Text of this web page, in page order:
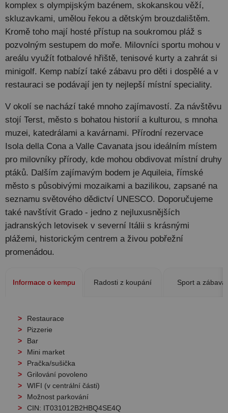
komplex s olympijským bazénem, skokanskou věží,
skluzavkami, umělou řekou a dětským brouzdalištěm.
Kromě toho mají hosté přístup na soukromou pláž s
pozvolným sestupem do moře. Milovníci sportu mohou v
areálu využít fotbalové hřiště, tenisové kurty a zahrát si
minigolf. Kemp nabízí také zábavu pro děti i dospělé a v
restauraci se podávají jen ty nejlepší místní speciality.
V okolí se nachází také mnoho zajímavostí. Za návštěvu
stojí Terst, město s bohatou historií a kulturou, s mnoha
muzei, katedrálami a kavárnami. Přírodní rezervace
Isola della Cona a Valle Cavanata jsou ideálním místem
pro milovníky přírody, kde mohou obdivovat místní druhy
ptáků. Dalším zajímavým bodem je Aquileia, římské
město s působivými mozaikami a bazilikou, zapsané na
seznamu světového dědictví UNESCO. Doporučujeme
také navštívit Grado - jedno z nejluxusnějších
jadranských letovisek v severní Itálii s krásnými
plážemi, historickým centrem a živou pobřežní
promenádou.
Informace o kempu Radosti z koupání Sport a zábava
Restaurace
Pizzerie
Bar
Mini market
Pračka/sušička
Grilování povoleno
WIFI (v centrální části)
Možnost parkování
CIN: IT031012B2HBQ4SE4Q